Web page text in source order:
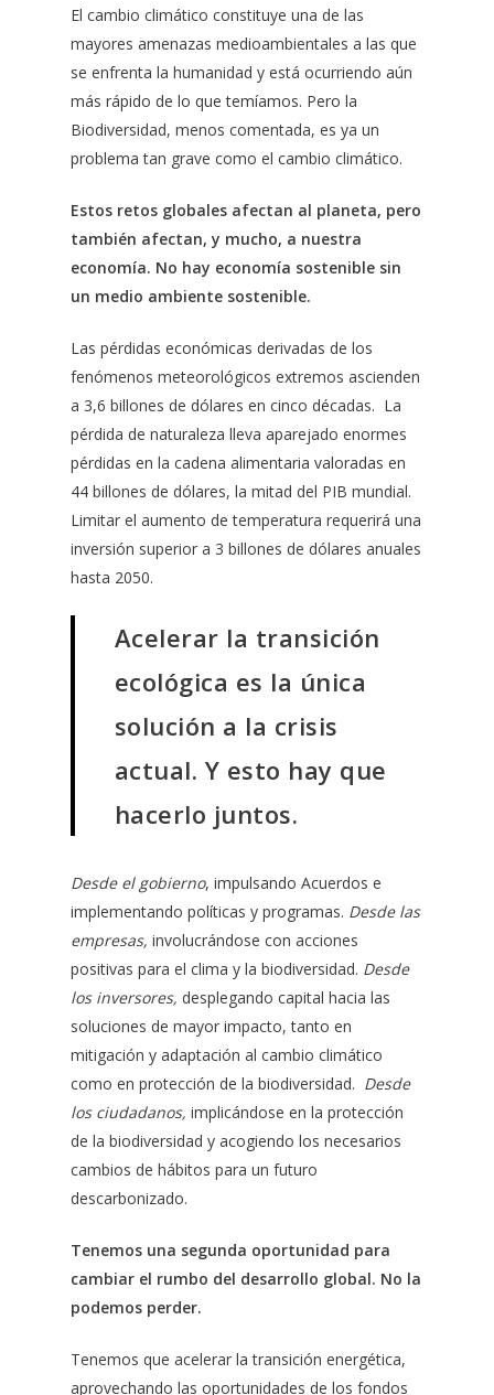
El cambio climático constituye una de las
mayores amenazas medioambientales a las que
se enfrenta la humanidad y está ocurriendo aún
más rápido de lo que temíamos. Pero la
Biodiversidad, menos comentada, es ya un
problema tan grave como el cambio climático.
Estos retos globales afectan al planeta, pero
también afectan, y mucho, a nuestra
economía. No hay economía sostenible sin
un medio ambiente sostenible.
Las pérdidas económicas derivadas de los
fenómenos meteorológicos extremos ascienden
a 3,6 billones de dólares en cinco décadas. La
pérdida de naturaleza lleva aparejado enormes
pérdidas en la cadena alimentaria valoradas en
44 billones de dólares, la mitad del PIB mundial.
Limitar el aumento de temperatura requerirá una
inversión superior a 3 billones de dólares anuales
hasta 2050.
Acelerar la transición
ecológica es la única
solución a la crisis
actual. Y esto hay que
hacerlo juntos.
Desde el gobierno, impulsando Acuerdos e
implementando políticas y programas. Desde las
empresas, involucrándose con acciones
positivas para el clima y la biodiversidad. Desde
los inversores, desplegando capital hacia las
soluciones de mayor impacto, tanto en
mitigación y adaptación al cambio climático
como en protección de la biodiversidad. Desde
los ciudadanos, implicándose en la protección
de la biodiversidad y acogiendo los necesarios
cambios de hábitos para un futuro
descarbonizado.
Tenemos una segunda oportunidad para
cambiar el rumbo del desarrollo global. No la
podemos perder.
Tenemos que acelerar la transición energética,
aprovechando las oportunidades de los fondos